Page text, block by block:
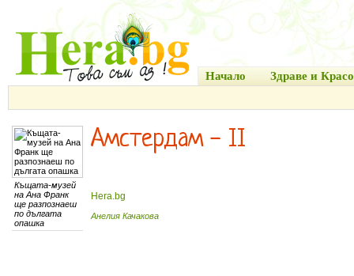
Начало Здраве и
Къщата-музей
на Ана Франк
ще разпознаеш
по дългата
опашка
Амстердам - II
Hera.bg
Анелия Качакова